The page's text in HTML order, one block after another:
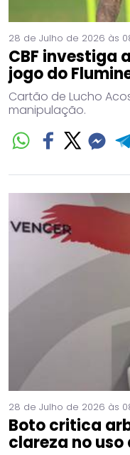
28 de Julho de 2026 às
CBF investiga
jogo do
Cartão de Lucho
manipulação.
28 de Julho de 2026 às
Boto critica
clareza no uso